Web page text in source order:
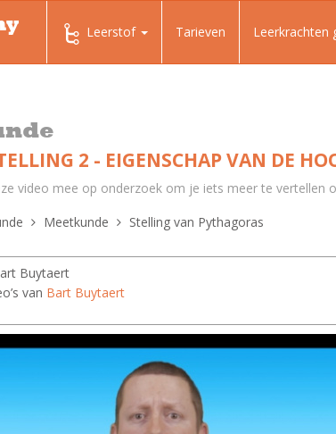
Leerstof Tarieven Leerkrachten
2 - EIGENSCHAP VAN DE
video mee op onderzoek om je iets meer te vertellen
Meetkunde Stelling van Pythagoras
Buytaert
van Bart Buytaert